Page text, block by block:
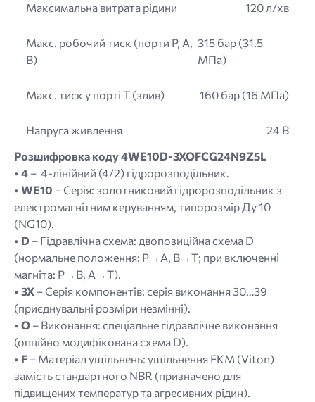
Максимальна витрата рідини 120 л/хв
Макс. робочий тиск (порти P, A,
B)
315 бар (31.5
МПа)
Макс. тиск у порті T (злив) 160 бар (16 МПа)
Напруга живлення
24 В
Розшифровка коду 4WE10D-3XOFCG24N9Z5L
• 4 – 4-лінійний (4/2) гідророзподільник.
• WE10 – Серія: золотниковий гідророзподільник з
електромагнітним керуванням, типорозмір Ду 10
(NG10).
• D – Гідравлічна схема: двопозиційна схема D
(нормальне положення: P→A, B→T; при включенні
магніта: P→B, A→T).
• 3X – Серія компонентів: серія виконання 30…39
(приєднувальні розміри незмінні).
• O – Виконання: спеціальне гідравлічне виконання
(опційно модифікована схема D).
• F – Матеріал ущільнень: ущільнення FKM (Viton)
замість стандартного NBR (призначено для
підвищених температур та агресивних рідин).